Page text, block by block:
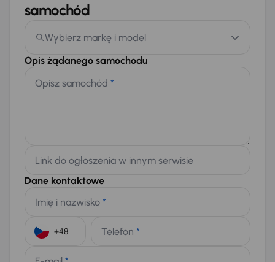
samochód
Wybierz markę i model
Opis żądanego samochodu
Opisz samochód *
Link do ogłoszenia w innym serwisie
Dane kontaktowe
Imię i nazwisko *
Telefon *